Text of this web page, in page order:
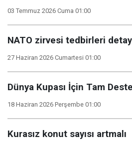
03 Temmuz 2026 Cuma 01:00
NATO zirvesi tedbirleri
27 Haziran 2026 Cumartesi 01:00
Dünya Kupası İçin Tam
18 Haziran 2026 Perşembe 01:00
Kurasız konut sayısı artmalı